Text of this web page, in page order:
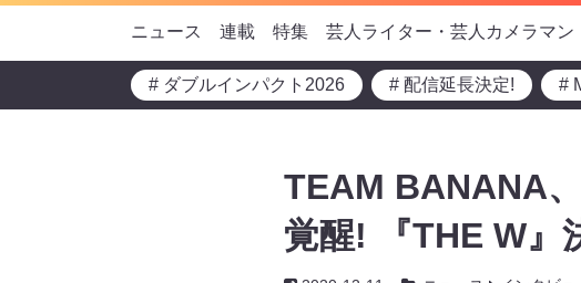
ニュース 連載 特集 芸人ライター・芸人カメラマン
# ダブルインパクト2026 # 配信延長決定! #
TEAM BANANA
覚醒! 『THE W』